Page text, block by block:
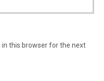
this browser for the next